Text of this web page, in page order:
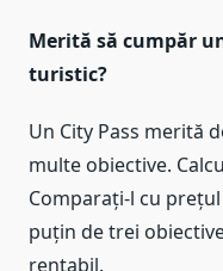
Merită să cumpăr
turistic?
Un City Pass merită
multe obiective.
Comparați-l cu
puțin de trei
rentabil.